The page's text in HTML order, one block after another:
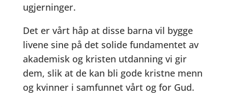
ugjerninger.
Det er vårt håp at disse barna vil bygge
livene sine på det solide fundamentet av
akademisk og kristen utdanning vi gir
dem, slik at de kan bli gode kristne menn
og kvinner i samfunnet vårt og for Gud.